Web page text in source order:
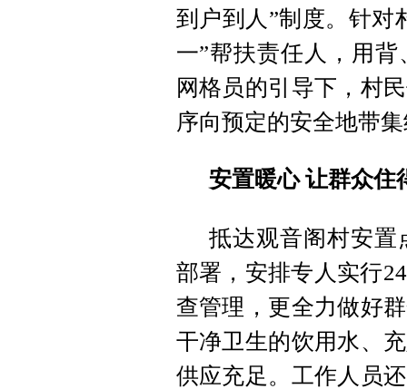
到户到人”制度。针对
一”帮扶责任人，用
网格员的引导下，村
序向预定的安全地带
安置暖心 让群众住
抵达观音阁村安置
部署，安排专人实行
查管理，更全力做好
干净卫生的饮用水、
供应充足。工作人员